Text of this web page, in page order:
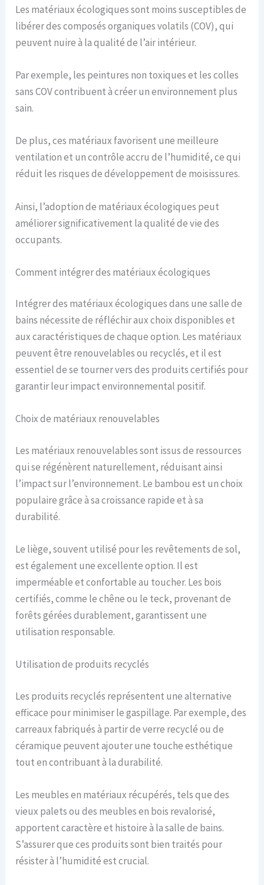
Les matériaux écologiques sont moins susceptibles de
libérer des composés organiques volatils (COV), qui
peuvent nuire à la qualité de l’air intérieur.
Par exemple, les peintures non toxiques et les colles
sans COV contribuent à créer un environnement plus
sain.
De plus, ces matériaux favorisent une meilleure
ventilation et un contrôle accru de l’humidité, ce qui
réduit les risques de développement de moisissures.
Ainsi, l’adoption de matériaux écologiques peut
améliorer significativement la qualité de vie des
occupants.
Comment intégrer des matériaux écologiques
Intégrer des matériaux écologiques dans une salle de
bains nécessite de réfléchir aux choix disponibles et
aux caractéristiques de chaque option. Les matériaux
peuvent être renouvelables ou recyclés, et il est
essentiel de se tourner vers des produits certifiés pour
garantir leur impact environnemental positif.
Choix de matériaux renouvelables
Les matériaux renouvelables sont issus de ressources
qui se régénèrent naturellement, réduisant ainsi
l’impact sur l’environnement. Le bambou est un choix
populaire grâce à sa croissance rapide et à sa
durabilité.
Le liège, souvent utilisé pour les revêtements de sol,
est également une excellente option. Il est
imperméable et confortable au toucher. Les bois
certifiés, comme le chêne ou le teck, provenant de
forêts gérées durablement, garantissent une
utilisation responsable.
Utilisation de produits recyclés
Les produits recyclés représentent une alternative
efficace pour minimiser le gaspillage. Par exemple, des
carreaux fabriqués à partir de verre recyclé ou de
céramique peuvent ajouter une touche esthétique
tout en contribuant à la durabilité.
Les meubles en matériaux récupérés, tels que des
vieux palets ou des meubles en bois revalorisé,
apportent caractère et histoire à la salle de bains.
S’assurer que ces produits sont bien traités pour
résister à l’humidité est crucial.